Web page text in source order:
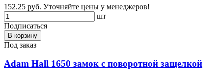
152.25 руб. Уточняйте цены у менеджеров!
шт
Подписаться
В корзину
Под заказ
Adam Hall 1650 замок с поворотной защелкой